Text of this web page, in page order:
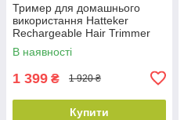
Тример для домашнього
використання Hatteker
Rechargeable Hair Trimmer
Grooming Kit 5in1 (RFC-588)
В наявності
1 399 ₴ 1 920 ₴
Купити